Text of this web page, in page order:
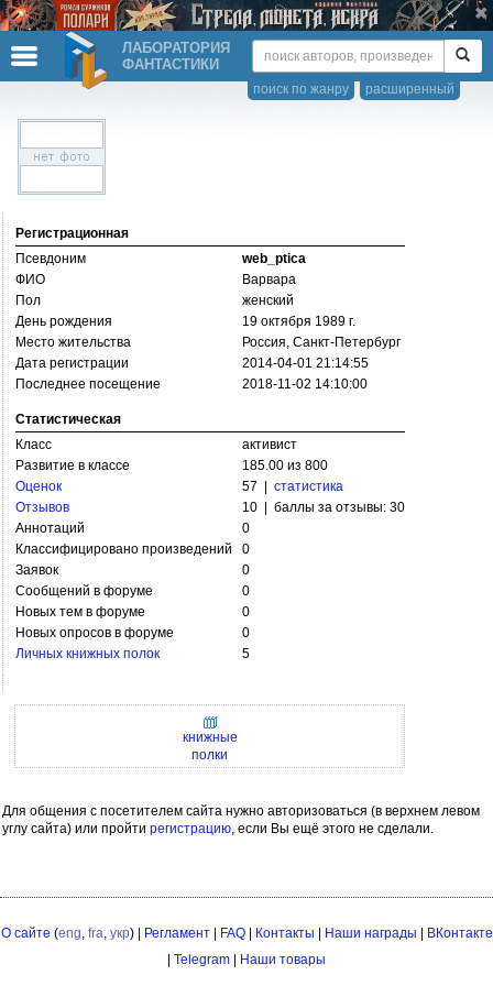
ЛАБОРАТОРИЯ
ФАНТАСТИКИ
расширенный
поиск по жанру
Регистрационная
Псевдоним
web_ptica
ФИО
Варвара
Пол
женский
День рождения
19 октября 1989 г.
Место жительства
Россия, Санкт-Петербург
Дата регистрации
2014-04-01 21:14:55
Последнее посещение
2018-11-02 14:10:00
Статистическая
Класс
активист
Развитие в классе
185.00 из 800
Оценок
57 | статистика
Отзывов
10 | баллы за отзывы: 30
Аннотаций
0
Классифицировано произведений
0
Заявок
0
Сообщений в форуме
0
Новых тем в форуме
0
Новых опросов в форуме
0
Личных книжных полок
5
книжные
полки
Для общения с посетителем сайта нужно авторизоваться (в верхнем левом
углу сайта) или пройти регистрацию, если Вы ещё этого не сделали.
О сайте (eng, fra, укр) | Регламент| FAQ| Контакты Наши награды
ВКонтакте
Telegram Наши товары